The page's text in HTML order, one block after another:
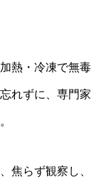
熱・冷凍で無毒
れずに、専門家
焦らず観察し、